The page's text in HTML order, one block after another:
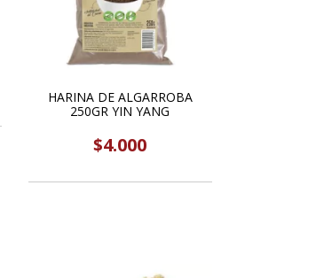
HARINA DE ALGARROBA
250GR YIN YANG
$4.000